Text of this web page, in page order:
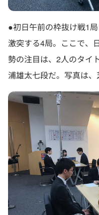
●初日午前の枠抜け戦1
激突する4局。ここで、
勢の注目は、2人のタイ
浦雄太七段だ。写真は、